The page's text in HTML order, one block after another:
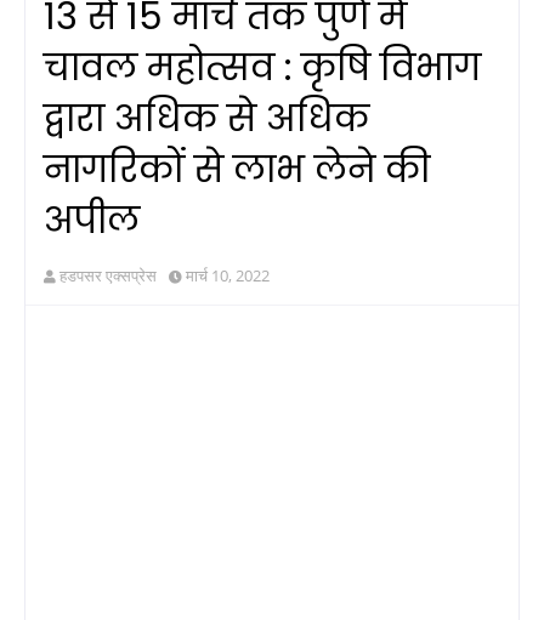
13 से 15 मार्च तक पुणे में
चावल महोत्सव : कृषि विभाग
द्वारा अधिक से अधिक
नागरिकों से लाभ लेने की
अपील
हडपसर एक्सप्रेस मार्च 10, 2022